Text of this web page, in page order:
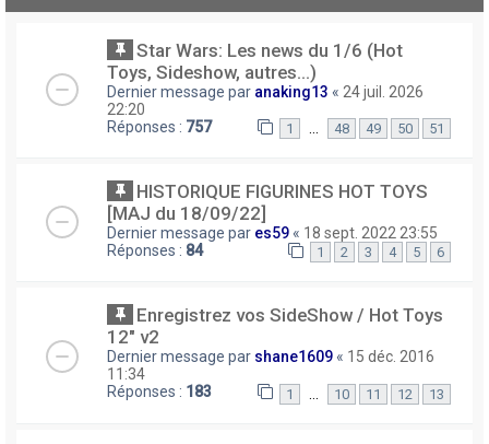
Star Wars: Les news du 1/6 (Hot
Toys, Sideshow, autres...)
Dernier message par anaking13 « 24 juil. 2026
22:20
Réponses : 757 1 … 48 49 50 51
HISTORIQUE FIGURINES HOT TOYS
[MAJ du 18/09/22]
Dernier message par es59 « 18 sept. 2022 23:55
Réponses : 84 1 2 3 4 5 6
Enregistrez vos SideShow / Hot Toys
12" v2
Dernier message par shane1609 « 15 déc. 2016
11:34
Réponses : 183 1 10 11 12 13